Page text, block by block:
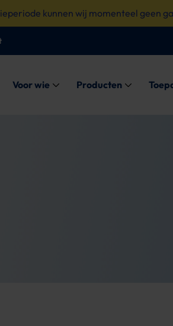
kunnen wij momenteel geen
Voor wieSubmenu: Voor wie
ProductenSubmenu: